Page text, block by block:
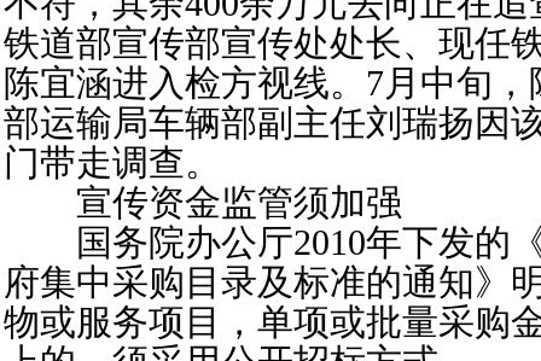
铁道部宣传部宣传处处长、现任
陈宜涵进入检方视线。7月中旬
部运输局车辆部副主任刘瑞扬因
门带走调查。
宣传资金监管须加强
国务院办公厅2010年下发的
府集中采购目录及标准的通知》
物或服务项目，单项或批量采购